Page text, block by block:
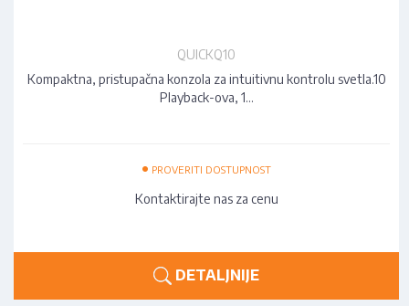
QUICKQ10
Kompaktna, pristupačna konzola za intuitivnu kontrolu svetla.10
Playback-ova, 1…
• PROVERITI DOSTUPNOST
Kontaktirajte nas za cenu
DETALJNIJE